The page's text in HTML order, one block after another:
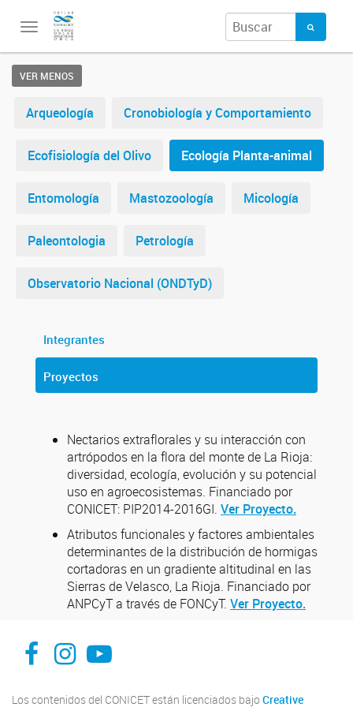
Toggle
VER MENOS
Arqueología Cronobiología y Comportamiento
Ecofisiología del Olivo Ecología Planta-animal
Entomología Mastozoología Micología
Paleontologia Petrología
Observatorio Nacional (ONDTyD)
Integrantes
Proyectos
Nectarios extraflorales y su interacción con
artrópodos en la flora del monte de La Rioja:
diversidad, ecología, evolución y su potencial
uso en agroecosistemas. Financiado por
CONICET: PIP2014-2016GI. Ver Proyecto.
Atributos funcionales y factores ambientales
determinantes de la distribución de hormigas
cortadoras en un gradiente altitudinal en las
Sierras de Velasco, La Rioja. Financiado por
ANPCyT a través de FONCyT. Ver Proyecto.
Facebook
instagram
Youtube
Los contenidos del CONICET están licenciados bajo Creative